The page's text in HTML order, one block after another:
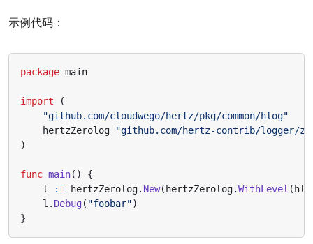
示例代码：
package main
import
(
"github.com/cloudwego/hertz/pkg/common/hlog"
hertzZerolog
"github.com/hertz-contrib/logger/
)
func main()
{
l
:= hertzZerolog. New( hertzZerolog.WithLevel (
l . Debug( "foobar")
}